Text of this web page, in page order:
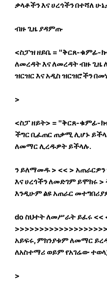
ቃላቶችን እና ሀረጎችን በተሻለ
ብዙ ጊዜ ያዳምጡ
<ስፓዝ ዘይቤ = "ቅርጸ-ቁምፊ-
ለመረዳት እና ለመረዳት ብዙ ጊዜ
ዝርዝር እና አዲስ ዝርዝሮችን
>
<ስፓ ዘይት> = "ቅርጸ-ቁምፊ-
ችግር ቢፈጠር ጠቃሚ ሊሆኑ
ለመማር ሊረዱዎት ይችላሉ.
ን ይለማመዱ> << >
እና ሀረጎችን ለመድገም ይሞክሩ >
እንዲሁም ልዩ አጠራር
do ስህተት ለመሥራት ይፈሩ <<
አይፍሩ, ምክንያቱም ለመማር
ለአስተማሪ ወይም የአገሬው
>